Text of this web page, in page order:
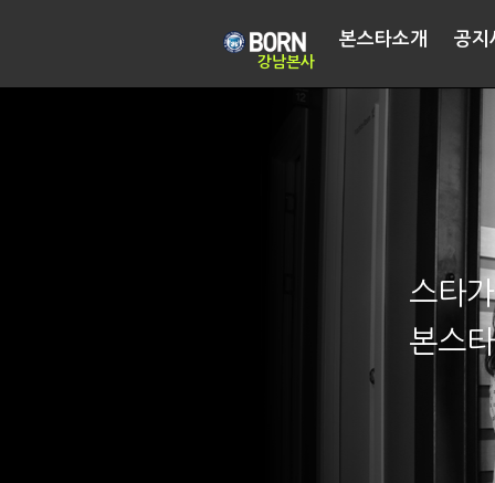
강남본사
본스타소개 공지
스타
본스